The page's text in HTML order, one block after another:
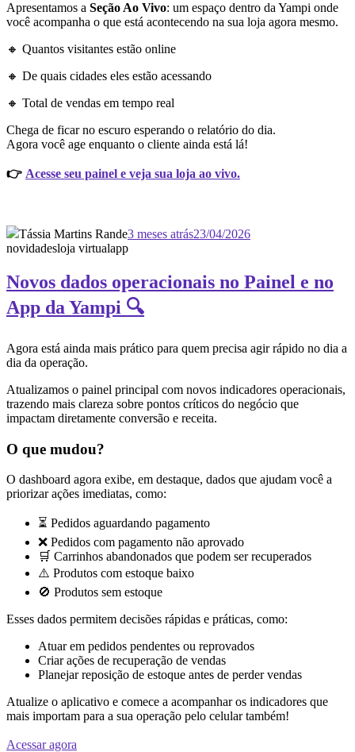
Apresentamos a Seção Ao Vivo: um espaço dentro da Yampi onde
você acompanha o que está acontecendo na sua loja agora mesmo.
🔸 Quantos visitantes estão online
🔸 De quais cidades eles estão acessando
🔸 Total de vendas em tempo real
Chega de ficar no escuro esperando o relatório do dia.
Agora você age enquanto o cliente ainda está lá!
👉 Acesse seu painel e veja sua loja ao vivo.
Tássia Martins Rande3 meses atrás23/04/2026
novidadesloja virtualapp
Novos dados operacionais no Painel e no
App da Yampi 🔍
Agora está ainda mais prático para quem precisa agir rápido no dia a
dia da operação.
Atualizamos o painel principal com novos indicadores operacionais,
trazendo mais clareza sobre pontos críticos do negócio que
impactam diretamente conversão e receita.
O que mudou?
O dashboard agora exibe, em destaque, dados que ajudam você a
priorizar ações imediatas, como:
⏳ Pedidos aguardando pagamento
❌ Pedidos com pagamento não aprovado
🛒 Carrinhos abandonados que podem ser recuperados
⚠️ Produtos com estoque baixo
🚫 Produtos sem estoque
Esses dados permitem decisões rápidas e práticas, como:
Atuar em pedidos pendentes ou reprovados
Criar ações de recuperação de vendas
Planejar reposição de estoque antes de perder vendas
Atualize o aplicativo e comece a acompanhar os indicadores que
mais importam para a sua operação pelo celular também!
Acessar agora